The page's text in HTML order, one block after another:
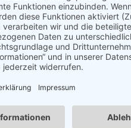
von
sowie Erstellung von